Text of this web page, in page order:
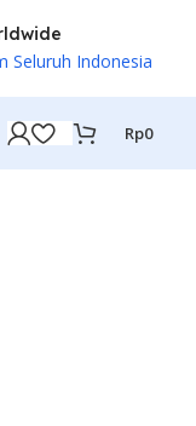
Seluruh Indonesia
Rp0